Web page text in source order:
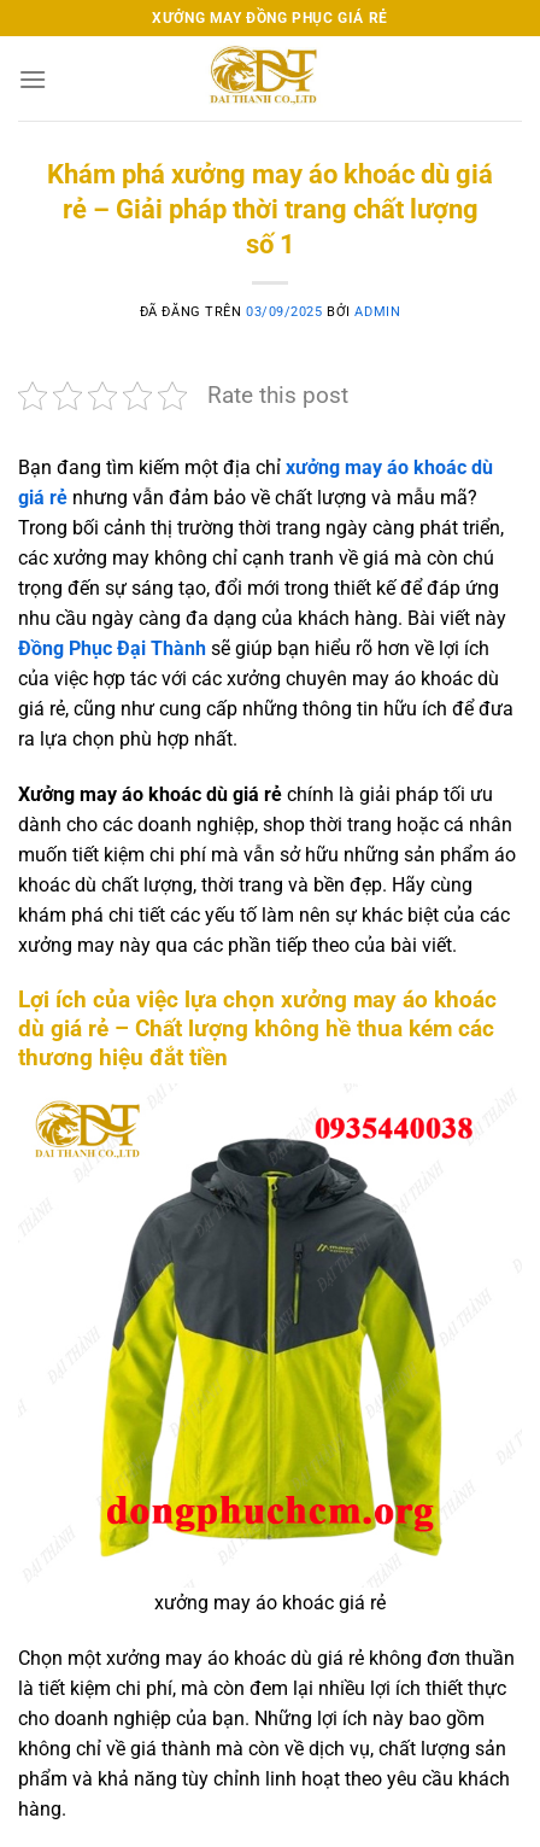
đến
nội
XƯỞNG MAY ĐỒNG PHỤC GIÁ RẺ
Khám phá xưởng may áo khoác dù giá
rẻ – Giải pháp thời trang chất lượng
số 1
ĐÃ ĐĂNG TRÊN03/09/2025 BỞIADMIN
Rate this post
Bạn đang tìm kiếm một địa chỉ xưởng may áo khoác dù
giá rẻ nhưng vẫn đảm bảo về chất lượng và mẫu mã?
Trong bối cảnh thị trường thời trang ngày càng phát triển,
các xưởng may không chỉ cạnh tranh về giá mà còn chú
trọng đến sự sáng tạo, đổi mới trong thiết kế để đáp ứng
nhu cầu ngày càng đa dạng của khách hàng. Bài viết này
Đồng Phục Đại Thành sẽ giúp bạn hiểu rõ hơn về lợi ích
của việc hợp tác với các xưởng chuyên may áo khoác dù
giá rẻ, cũng như cung cấp những thông tin hữu ích để đưa
ra lựa chọn phù hợp nhất.
Xưởng may áo khoác dù giá rẻ chính là giải pháp tối ưu
dành cho các doanh nghiệp, shop thời trang hoặc cá nhân
muốn tiết kiệm chi phí mà vẫn sở hữu những sản phẩm áo
khoác dù chất lượng, thời trang và bền đẹp. Hãy cùng
khám phá chi tiết các yếu tố làm nên sự khác biệt của các
xưởng may này qua các phần tiếp theo của bài viết.
Lợi ích của việc lựa chọn xưởng may áo khoác
dù giá rẻ – Chất lượng không hề thua kém các
thương hiệu đắt tiền
xưởng may áo khoác giá rẻ
Chọn một xưởng may áo khoác dù giá rẻ không đơn thuần
là tiết kiệm chi phí, mà còn đem lại nhiều lợi ích thiết thực
cho doanh nghiệp của bạn. Những lợi ích này bao gồm
không chỉ về giá thành mà còn về dịch vụ, chất lượng sản
phẩm và khả năng tùy chỉnh linh hoạt theo yêu cầu khách
hàng.